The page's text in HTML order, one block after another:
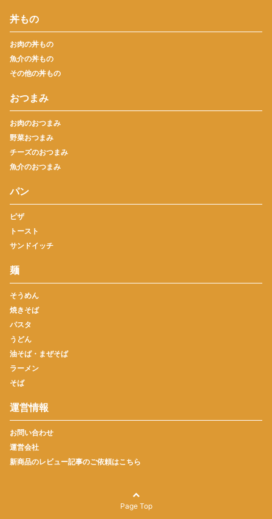
丼もの
お肉の丼もの
魚介の丼もの
その他の丼もの
おつまみ
お肉のおつまみ
野菜おつまみ
チーズのおつまみ
魚介のおつまみ
パン
ピザ
トースト
サンドイッチ
麺
そうめん
焼きそば
パスタ
うどん
油そば・まぜそば
ラーメン
そば
運営情報
お問い合わせ
運営会社
新商品のレビュー記事のご依頼はこちら
Page Top